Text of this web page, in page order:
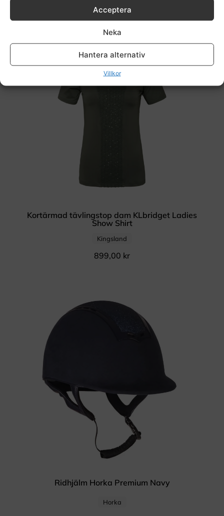
Acceptera
Neka
Hantera alternativ
Villkor
Kortärmad tävlingstop dam KLbridget Ladies
Show Shirt
Kingsland
899,00 kr
Ridhjälm Horka Premium Navy
Horka